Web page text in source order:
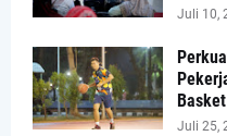
Juli 10,
Juli 25,